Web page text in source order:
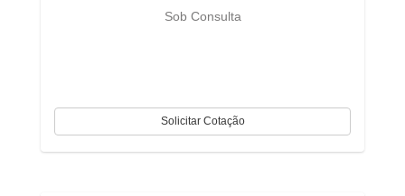
Sob Consulta